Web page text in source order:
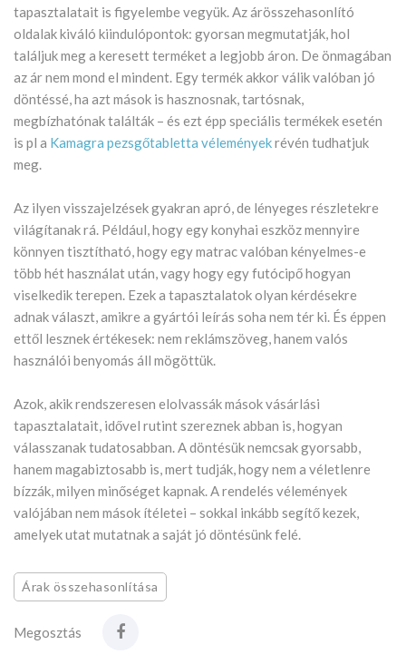
tapasztalatait is figyelembe vegyük. Az árösszehasonlító
oldalak kiváló kiindulópontok: gyorsan megmutatják, hol
találjuk meg a keresett terméket a legjobb áron. De önmagában
az ár nem mond el mindent. Egy termék akkor válik valóban jó
döntéssé, ha azt mások is hasznosnak, tartósnak,
megbízhatónak találták – és ezt épp speciális termékek esetén
is pl a Kamagra pezsgőtabletta véleményekrévén tudhatjuk
meg.
Az ilyen visszajelzések gyakran apró, de lényeges részletekre
világítanak rá. Például, hogy egy konyhai eszköz mennyire
könnyen tisztítható, hogy egy matrac valóban kényelmes-e
több hét használat után, vagy hogy egy futócipő hogyan
viselkedik terepen. Ezek a tapasztalatok olyan kérdésekre
adnak választ, amikre a gyártói leírás soha nem tér ki. És éppen
ettől lesznek értékesek: nem reklámszöveg, hanem valós
használói benyomás áll mögöttük.
Azok, akik rendszeresen elolvassák mások vásárlási
tapasztalatait, idővel rutint szereznek abban is, hogyan
válasszanak tudatosabban. A döntésük nemcsak gyorsabb,
hanem magabiztosabb is, mert tudják, hogy nem a véletlenre
bízzák, milyen minőséget kapnak. A rendelés vélemények
valójában nem mások ítéletei – sokkal inkább segítő kezek,
amelyek utat mutatnak a saját jó döntésünk felé.
Árak összehasonlítása
Megosztás